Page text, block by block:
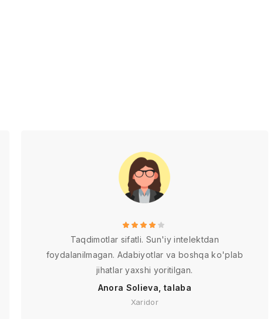
Taqdimotlar sifatli. Sun'iy intelektdan
foydalanilmagan. Adabiyotlar va boshqa ko'plab
jihatlar yaxshi yoritilgan.
Anora Solieva, talaba
Xaridor